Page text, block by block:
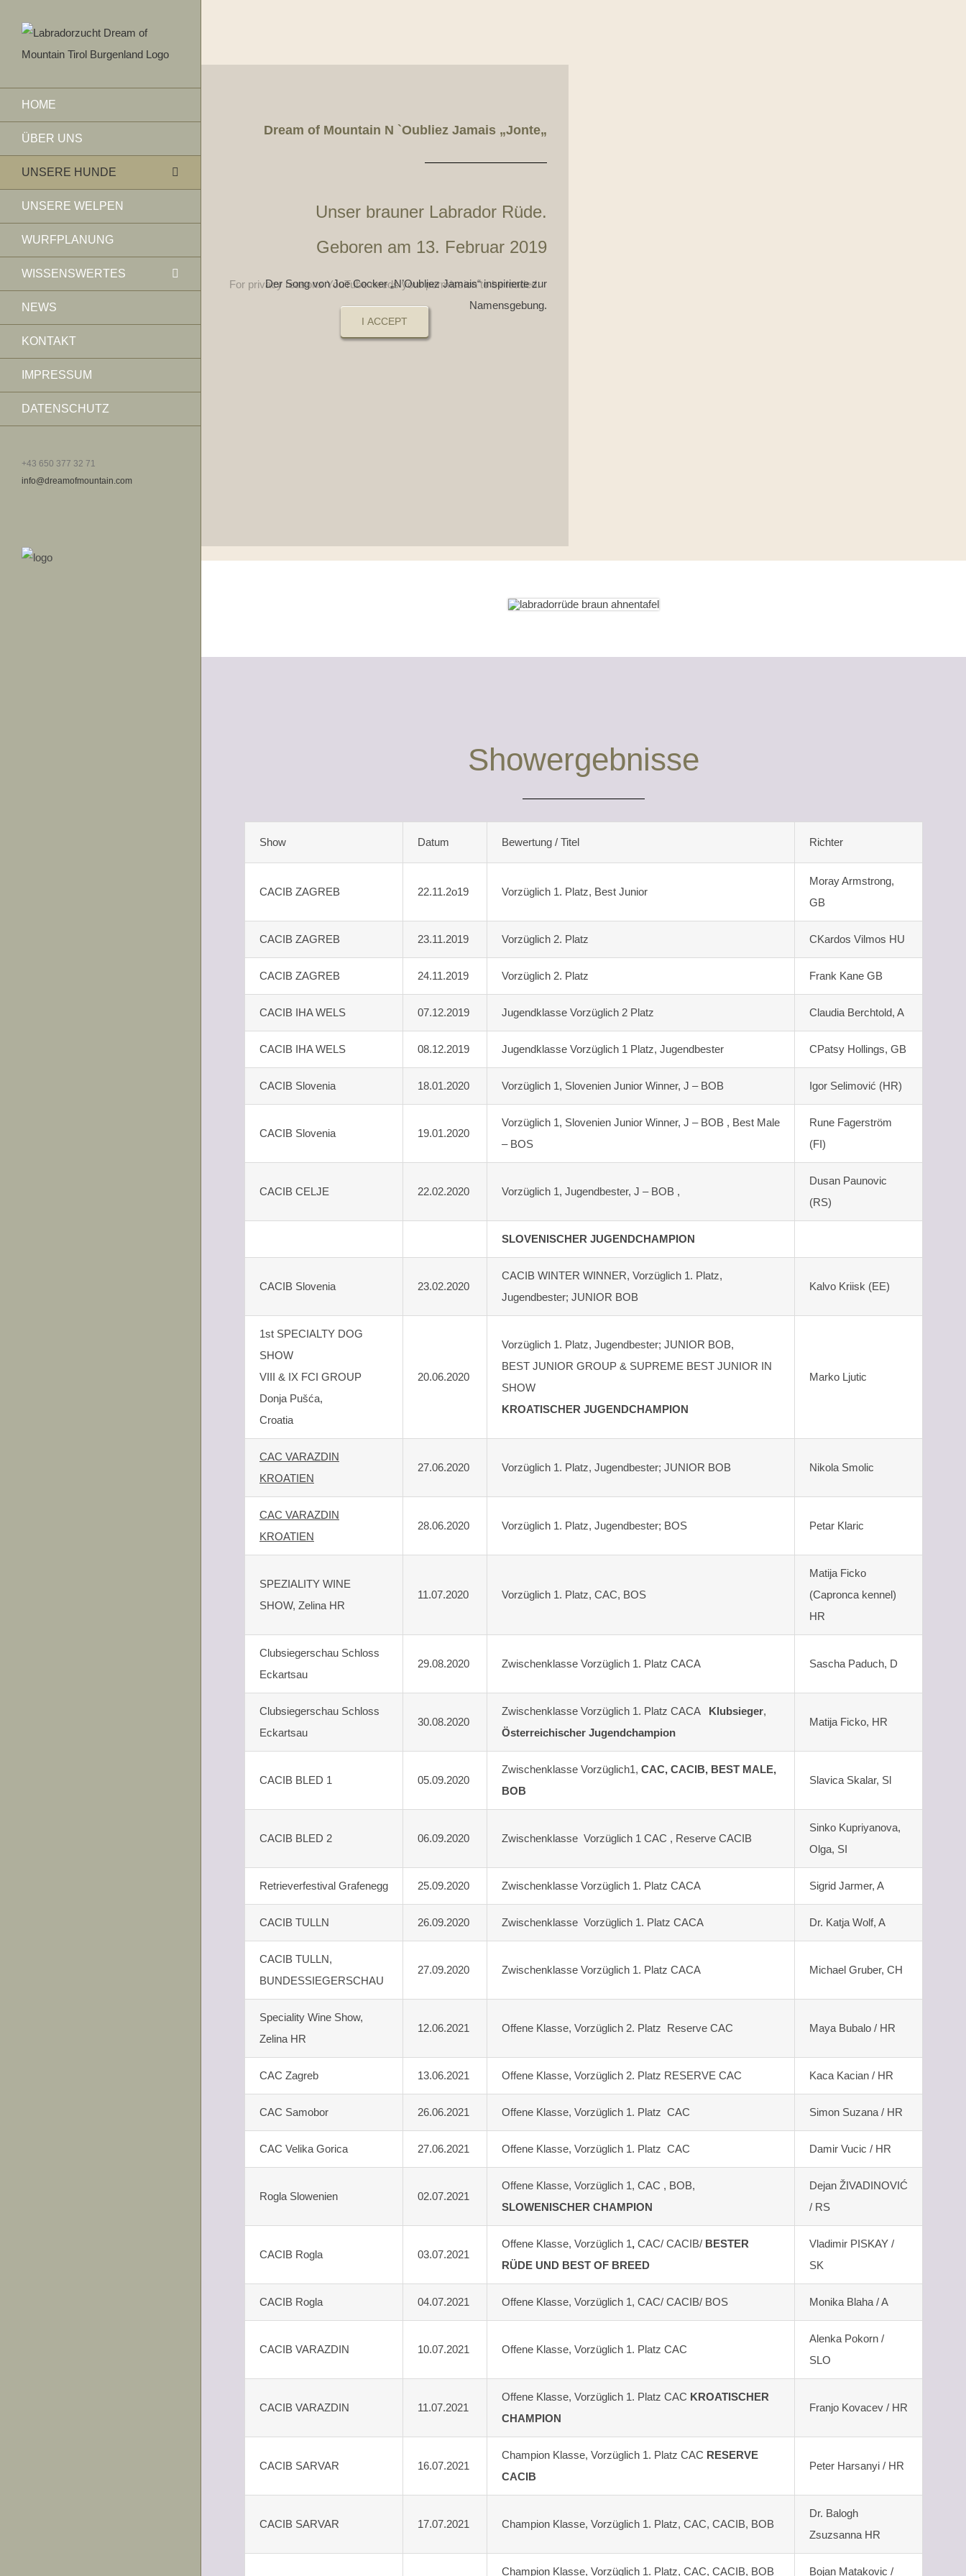
content
HOME
ÜBER UNS
UNSERE HUNDE
UNSERE WELPEN
WURFPLANUNG
WISSENSWERTES
NEWS
KONTAKT
IMPRESSUM
DATENSCHUTZ
+43 650 377 32 71
info@dreamofmountain.com
Dream of Mountain N `Oubliez Jamais „Jonte„
Unser brauner Labrador Rüde.
Geboren am 13. Februar 2019
Der Song von Joe Cocker „N’Oubliez Jamais“ inspirierte zur
Namensgebung.
For privacy reasons YouTube needs your permission to be loaded.
I ACCEPT
Showergebnisse
Show Datum Bewertung / Titel Richter
CACIB ZAGREB 22.11.2o19 Vorzüglich 1. Platz, Best Junior
Moray Armstrong,
GB
CACIB ZAGREB 23.11.2019 Vorzüglich 2. Platz CKardos Vilmos HU
CACIB ZAGREB 24.11.2019 Vorzüglich 2. Platz Frank Kane GB
CACIB IHA WELS 07.12.2019 Jugendklasse Vorzüglich 2 Platz Claudia Berchtold, A
CACIB IHA WELS 08.12.2019 Jugendklasse Vorzüglich 1 Platz, Jugendbester CPatsy Hollings, GB
CACIB Slovenia 18.01.2020 Vorzüglich 1, Slovenien Junior Winner, J – BOB Igor Selimović (HR)
CACIB Slovenia 19.01.2020
Vorzüglich 1, Slovenien Junior Winner, J – BOB , Best Male
– BOS
Rune Fagerström
(FI)
CACIB CELJE 22.02.2020 Vorzüglich 1, Jugendbester, J – BOB ,
Dusan Paunovic
(RS)
SLOVENISCHER JUGENDCHAMPION
CACIB Slovenia 23.02.2020
CACIB WINTER WINNER, Vorzüglich 1. Platz,
Jugendbester; JUNIOR BOB
Kalvo Kriisk (EE)
1st SPECIALTY DOG
SHOW
VIII & IX FCI GROUP
Donja Pušća,
Croatia
20.06.2020
Vorzüglich 1. Platz, Jugendbester; JUNIOR BOB,
BEST JUNIOR GROUP & SUPREME BEST JUNIOR IN
SHOW
KROATISCHER JUGENDCHAMPION
Marko Ljutic
CAC VARAZDIN
KROATIEN
27.06.2020 Vorzüglich 1. Platz, Jugendbester; JUNIOR BOB Nikola Smolic
CAC VARAZDIN
KROATIEN
28.06.2020 Vorzüglich 1. Platz, Jugendbester; BOS Petar Klaric
SPEZIALITY WINE
SHOW, Zelina HR
11.07.2020 Vorzüglich 1. Platz, CAC, BOS
Matija Ficko
(Capronca kennel)
HR
Clubsiegerschau Schloss
Eckartsau
29.08.2020 Zwischenklasse Vorzüglich 1. Platz CACA Sascha Paduch, D
Clubsiegerschau Schloss
Eckartsau
30.08.2020
Zwischenklasse Vorzüglich 1. Platz CACA Klubsieger,
Österreichischer Jugendchampion
Matija Ficko, HR
CACIB BLED 1 05.09.2020
Zwischenklasse Vorzüglich1, CAC, CACIB, BEST MALE,
BOB
Slavica Skalar, Sl
CACIB BLED 2 06.09.2020 Zwischenklasse Vorzüglich 1 CAC , Reserve CACIB
Sinko Kupriyanova,
Olga, SI
Retrieverfestival Grafenegg 25.09.2020 Zwischenklasse Vorzüglich 1. Platz CACA Sigrid Jarmer, A
CACIB TULLN 26.09.2020 Zwischenklasse Vorzüglich 1. Platz CACA Dr. Katja Wolf, A
CACIB TULLN,
BUNDESSIEGERSCHAU
27.09.2020 Zwischenklasse Vorzüglich 1. Platz CACA Michael Gruber, CH
Speciality Wine Show,
Zelina HR
12.06.2021 Offene Klasse, Vorzüglich 2. Platz Reserve CAC Maya Bubalo / HR
CAC Zagreb 13.06.2021 Offene Klasse, Vorzüglich 2. Platz RESERVE CAC Kaca Kacian / HR
CAC Samobor 26.06.2021 Offene Klasse, Vorzüglich 1. Platz CAC Simon Suzana / HR
CAC Velika Gorica 27.06.2021 Offene Klasse, Vorzüglich 1. Platz CAC Damir Vucic / HR
Rogla Slowenien 02.07.2021
Offene Klasse, Vorzüglich 1, CAC , BOB,
SLOWENISCHER CHAMPION
Dejan ŽIVADINOVIĆ
/ RS
CACIB Rogla 03.07.2021
Offene Klasse, Vorzüglich 1, CAC/ CACIB/ BESTER
RÜDE UND BEST OF BREED
Vladimir PISKAY /
SK
CACIB Rogla 04.07.2021 Offene Klasse, Vorzüglich 1, CAC/ CACIB/ BOS Monika Blaha / A
CACIB VARAZDIN 10.07.2021 Offene Klasse, Vorzüglich 1. Platz CAC
Alenka Pokorn /
SLO
CACIB VARAZDIN 11.07.2021
Offene Klasse, Vorzüglich 1. Platz CAC KROATISCHER
CHAMPION
Franjo Kovacev / HR
CACIB SARVAR 16.07.2021
Champion Klasse, Vorzüglich 1. Platz CAC RESERVE
CACIB
Peter Harsanyi / HR
CACIB SARVAR 17.07.2021 Champion Klasse, Vorzüglich 1. Platz, CAC, CACIB, BOB
Dr. Balogh
Zsuzsanna HR
Champion Klasse, Vorzüglich 1. Platz, CAC, CACIB, BOB Bojan Matakovic /